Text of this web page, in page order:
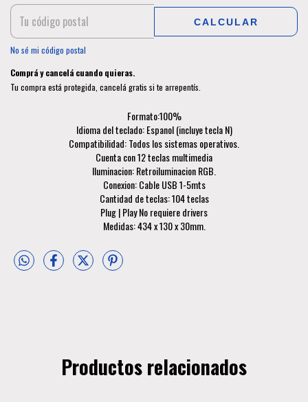
CALCULAR
No sé mi código postal
Comprá y cancelá cuando quieras.
Tu compra está protegida, cancelá gratis si te arrepentís.
Formato:100%
Idioma del teclado: Espanol (incluye tecla N)
Compatibilidad: Todos los sistemas operativos.
Cuenta con 12 teclas multimedia
Iluminacion: Retroiluminacion RGB.
Conexion: Cable USB 1-5mts
Cantidad de teclas: 104 teclas
Plug | Play No requiere drivers
Medidas: 434 x 130 x 30mm.
Productos relacionados